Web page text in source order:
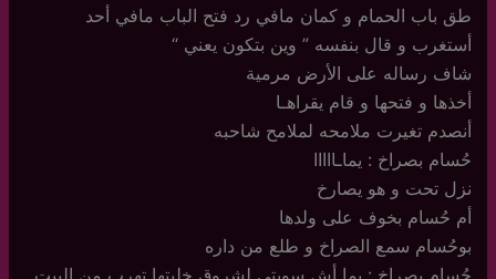
طق باب الحمام و كمان مافي رد فتح الباب مافي أحد
أستغرب و قال بنفسه ” وين بتكون يعني “
شاف رساله على الأرض مرمية
أخذها و فتحها و قام يقراهـا
أنصدم تغيرت ملامحه لملامح شاحبه
حُسام بصراخ : يماـااااا
نزل تحت و هو يصارخ
أم حُسام بخوف على ولدها
بوحُسام سمع الصراخ و طلع من داره